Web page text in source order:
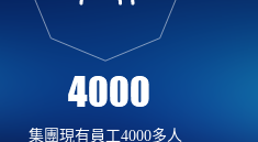
集團現有員工4000多人